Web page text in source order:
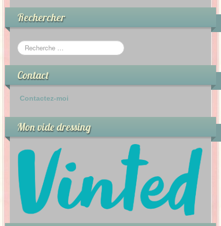
Rechercher
Contact
Contactez-moi
Mon vide dressing